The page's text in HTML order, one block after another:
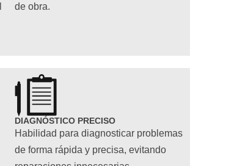
de obra.
DIAGNÓSTICO PRECISO
Habilidad para diagnosticar problemas
de forma rápida y precisa, evitando